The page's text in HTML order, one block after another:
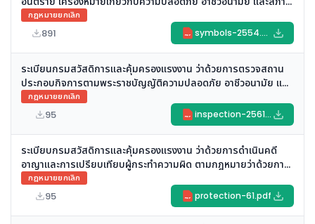
แวดล้อมในการทำงาน และข้อความแสดงสิทธิและหน้าที่ของนายจ้าง
และลูกจ้าง พ.ศ. ๒๕๕๔ (ยกเลิก)
กฎหมายยกเลิก
891 PDF symbols-2554.pdf
ระเบียนกรมสวัสดิการและคุ้มครองแรงงาน ว่าด้วยการตรวจสถาน
ประกอบกิจการตามพระราชบัญญัติความปลอดภัย อาชีวอนามัย และ
สภาพแวดล้อมในการทำงาน พ.ศ. ๒๕๕๔ (พ.ศ. ๒๕๖๑) (ยกเลิก)
กฎหมายยกเลิก
95 PDF inspection-2561.pdf
ระเบียบกรมสวัสดิการและคุ้มครองแรงงาน ว่าด้วยการดำเนินคดี
อาญาและการเปรียบเทียบผู้กระทำความผิด ตามกฎหมายว่าด้วยการ
คุ้มครองแรงงานและความปลอดภัยในการทำงาน (ฉบับที่ ๕)
(ยกเลิก)
กฎหมายยกเลิก
95 PDF protection-61.pdf